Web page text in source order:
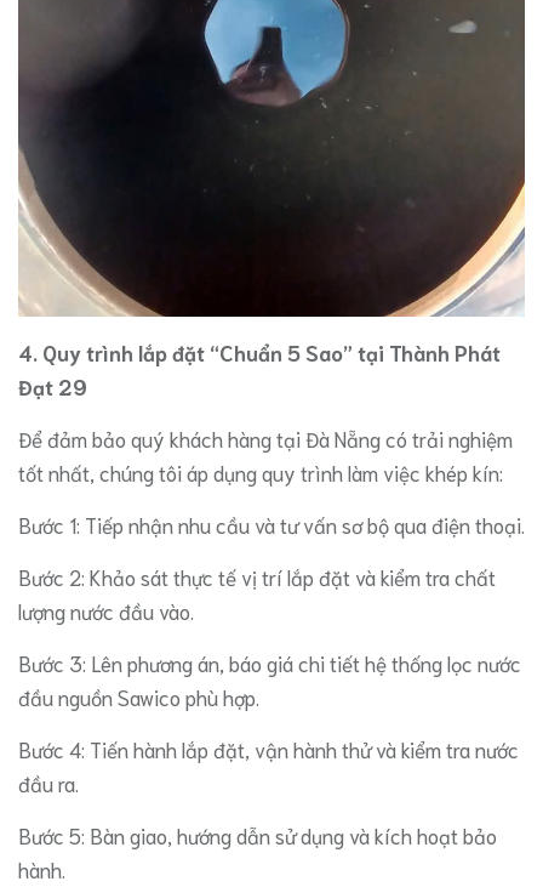
4. Quy trình lắp đặt “Chuẩn 5 Sao” tại Thành Phát
Đạt 29
​Để đảm bảo quý khách hàng tại Đà Nẵng có trải nghiệm
tốt nhất, chúng tôi áp dụng quy trình làm việc khép kín:
​Bước 1: Tiếp nhận nhu cầu và tư vấn sơ bộ qua điện thoại.
​Bước 2: Khảo sát thực tế vị trí lắp đặt và kiểm tra chất
lượng nước đầu vào.
​Bước 3: Lên phương án, báo giá chi tiết hệ thống lọc nước
đầu nguồn Sawico phù hợp.
​Bước 4: Tiến hành lắp đặt, vận hành thử và kiểm tra nước
đầu ra.
​Bước 5: Bàn giao, hướng dẫn sử dụng và kích hoạt bảo
hành.